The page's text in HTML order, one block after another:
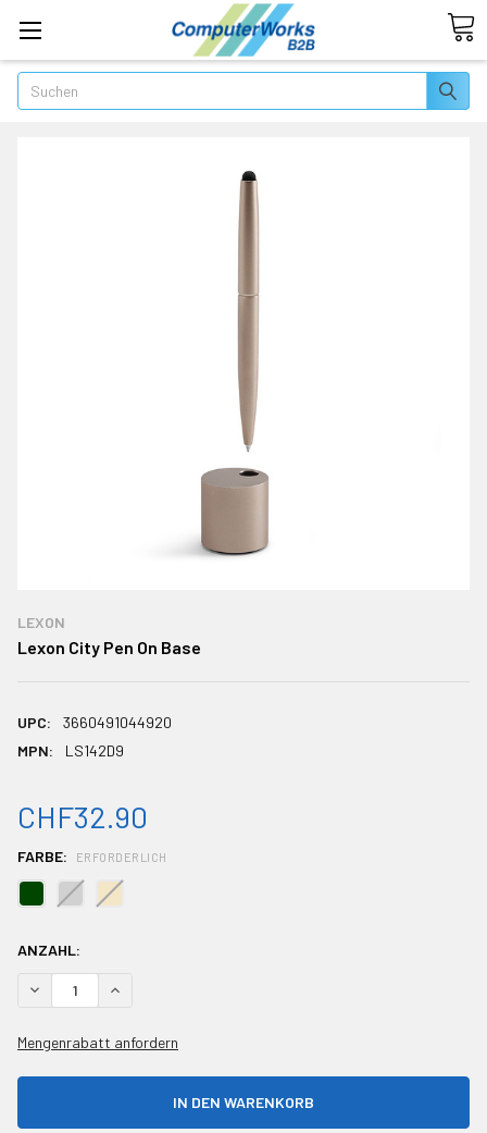
Suchen
LEXON
Lexon City Pen On Base
UPC:
3660491044920
MPN:
LS142D9
CHF32.90
FARBE: ERFORDERLICH
AKTUELLER
BESTAND:
ANZAHL:
MENGE VON UNDEFINED REDUZIEREN
MENGE VON UNDEFINED ERHÖHEN
Mengenrabatt anfordern